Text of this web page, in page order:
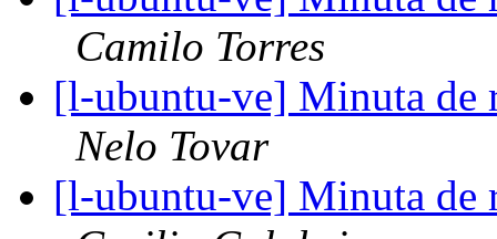
Camilo Torres
[l-ubuntu-ve] Minuta de
Nelo Tovar
[l-ubuntu-ve] Minuta de